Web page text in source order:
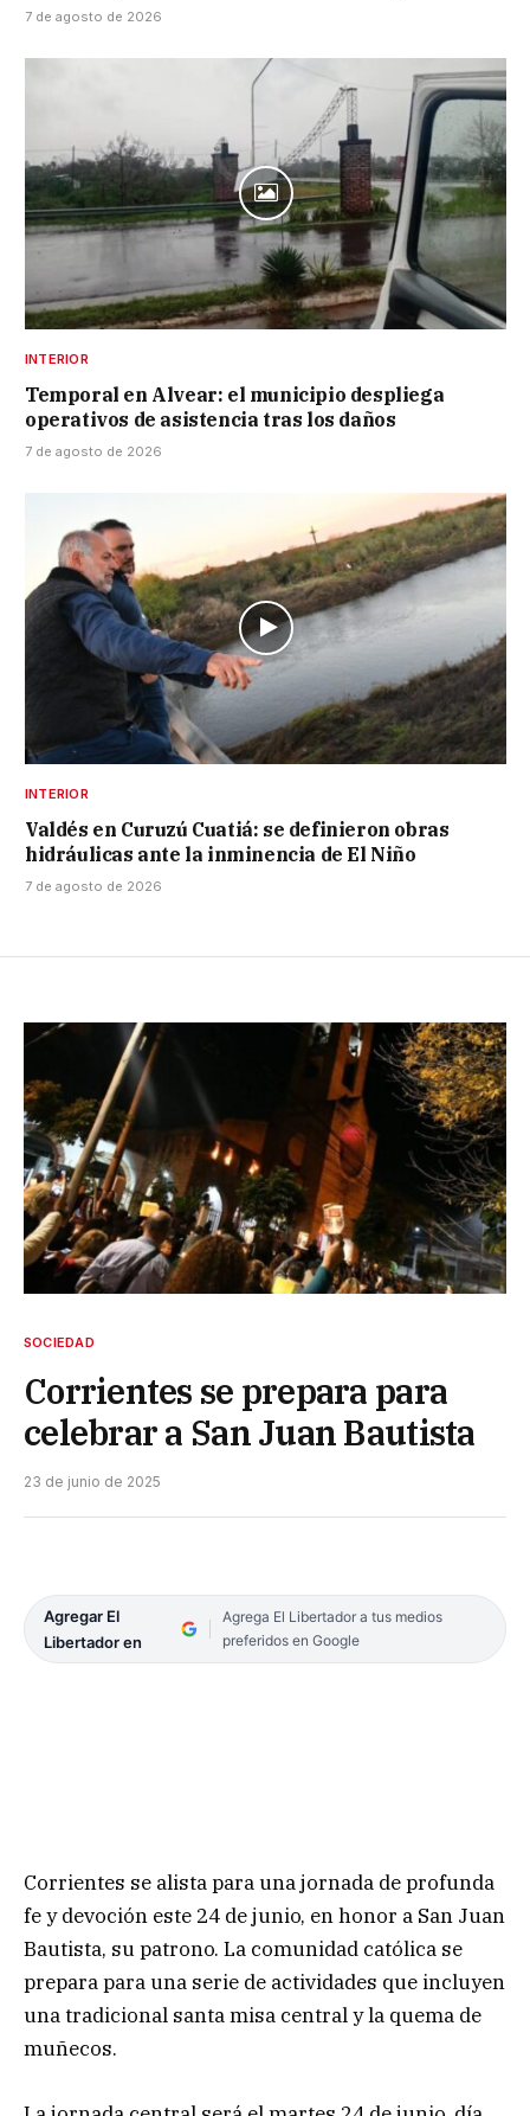
7 de agosto de 2026
INTERIOR
Temporal en Alvear: el municipio despliega
operativos de asistencia tras los daños
7 de agosto de 2026
INTERIOR
Valdés en Curuzú Cuatiá: se definieron obras
hidráulicas ante la inminencia de El Niño
7 de agosto de 2026
SOCIEDAD
Corrientes se prepara para
celebrar a San Juan Bautista
23 de junio de 2025
Agregar El
Libertador en
Agrega El Libertador a tus medios
preferidos en Google
Corrientes se alista para una jornada de profunda
fe y devoción este 24 de junio, en honor a San Juan
Bautista, su patrono. La comunidad católica se
prepara para una serie de actividades que incluyen
una tradicional santa misa central y la quema de
muñecos.